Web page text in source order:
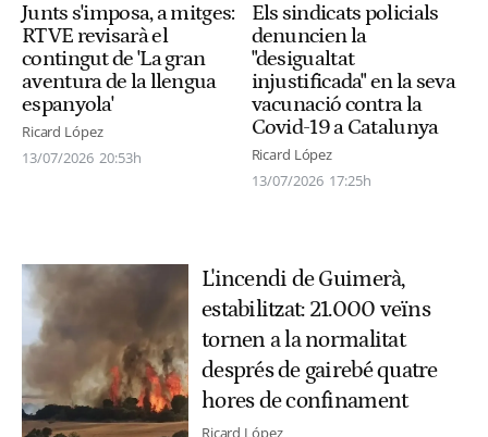
Junts s'imposa, a mitges:
RTVE revisarà el
contingut de 'La gran
aventura de la llengua
espanyola'
Ricard López
13/07/2026 20:53h
Els sindicats policials
denuncien la
"desigualtat
injustificada" en la seva
vacunació contra la
Covid-19 a Catalunya
Ricard López
13/07/2026 17:25h
L'incendi de Guimerà,
estabilitzat: 21.000 veïns
tornen a la normalitat
després de gairebé quatre
hores de confinament
Ricard López